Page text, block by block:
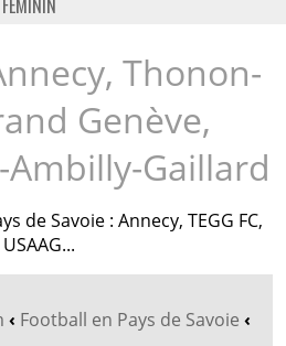
Thonon-
Genève,
Gaillard
de Savoie : Annecy, TEGG FC,
USAAG...
‹ Football en Pays de Savoie ‹